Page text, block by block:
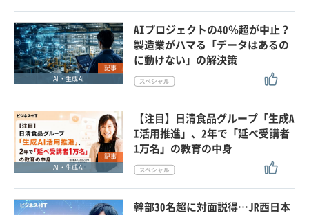
記事
AI・生成AI
AIプロジェクトの40％超が中止？
製造業がハマる「データはあるの
に動けない」の解決策
記事
AI・生成AI
【注目】日清食品グループ「生成A
I活用推進」、2年で「延べ受講者
1万名」の教育の中身
幹部30名超に対面説得…JR西日本